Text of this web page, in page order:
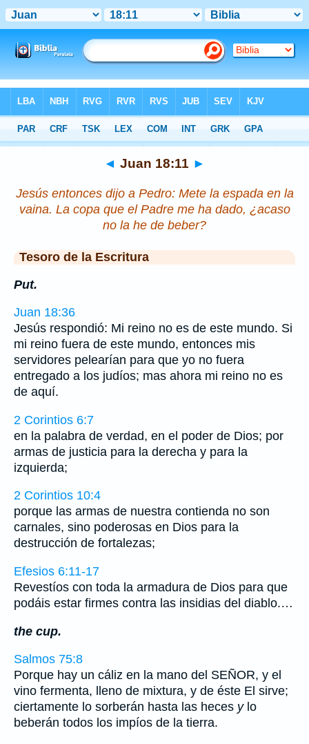
>Juan> Capítulo 18> Verso 11
◄ Juan 18:11 ►
Jesús entonces dijo a Pedro: Mete la espada en la
vaina. La copa que el Padre me ha dado, ¿acaso
no la he de beber?
Tesoro de la Escritura
Put.
Juan 18:36
Jesús respondió: Mi reino no es de este mundo. Si
mi reino fuera de este mundo, entonces mis
servidores pelearían para que yo no fuera
entregado a los judíos; mas ahora mi reino no es
de aquí.
2 Corintios 6:7
en la palabra de verdad, en el poder de Dios; por
armas de justicia para la derecha y para la
izquierda;
2 Corintios 10:4
porque las armas de nuestra contienda no son
carnales, sino poderosas en Dios para la
destrucción de fortalezas;
Efesios 6:11-17
Revestíos con toda la armadura de Dios para que
podáis estar firmes contra las insidias del diablo.…
the cup.
Salmos 75:8
Porque hay un cáliz en la mano del SEÑOR, y el
vino fermenta, lleno de mixtura, y de éste El sirve;
ciertamente lo sorberán hasta las heces ylo
beberán todos los impíos de la tierra.